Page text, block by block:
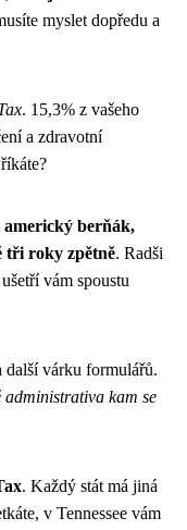
myslet dopředu a
. 15,3% z vašeho
a zdravotní
americký berňák,
tři roky zpětně. Radši
vám spoustu
další várku formulářů.
administrativa kam se
. Každý stát má jiná
v Tennessee vám